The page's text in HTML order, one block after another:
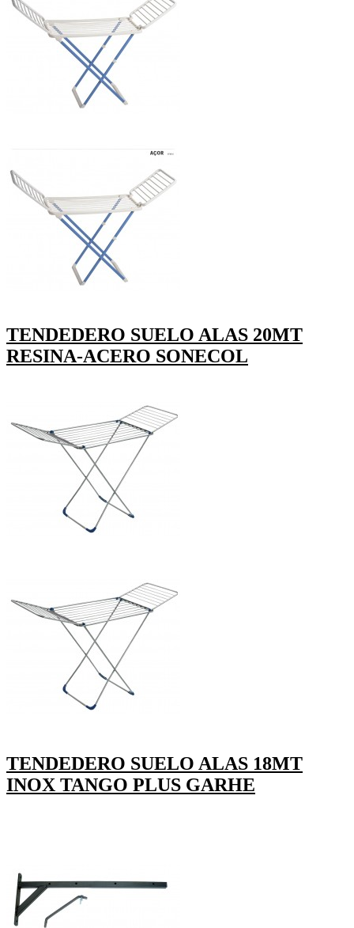
TENDEDERO SUELO ALAS 20MT
RESINA-ACERO SONECOL
TENDEDERO SUELO ALAS 18MT
INOX TANGO PLUS GARHE